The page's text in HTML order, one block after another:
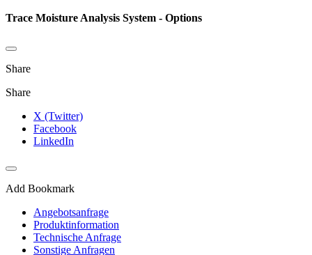
Trace Moisture Analysis System - Options
Share
Share
X (Twitter)
Facebook
LinkedIn
Add Bookmark
Angebotsanfrage
Produktinformation
Technische Anfrage
Sonstige Anfragen